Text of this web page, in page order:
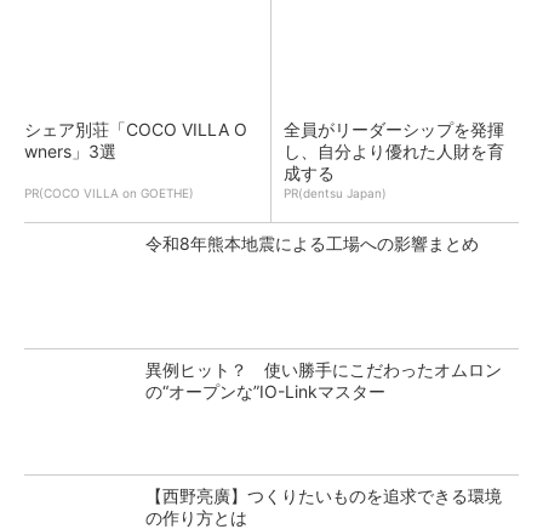
シェア別荘「COCO VILLA O
wners」3選
PR(COCO VILLA on GOETHE)
全員がリーダーシップを発揮
し、自分より優れた人財を育
成する
PR(dentsu Japan)
令和8年熊本地震による工場への影響まとめ
異例ヒット？ 使い勝手にこだわったオムロン
の“オープンな”IO-Linkマスター
【西野亮廣】つくりたいものを追求できる環境
の作り方とは